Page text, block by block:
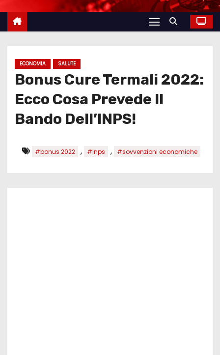
ECONOMIA SALUTE
Bonus Cure Termali 2022:
Ecco Cosa Prevede Il
Bando Dell’INPS!
#bonus 2022 , #Inps , #sovvenzioni economiche